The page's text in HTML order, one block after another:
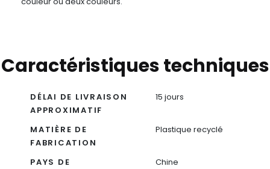
Caractéristiques techniques
DÉLAI DE LIVRAISON
APPROXIMATIF
15 jours
MATIÈRE DE
FABRICATION
Plastique recyclé
PAYS DE
Chine